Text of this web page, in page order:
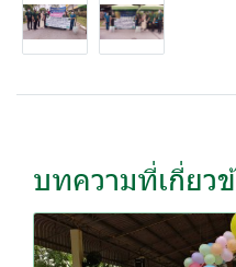
บทความที่เกี่ยว